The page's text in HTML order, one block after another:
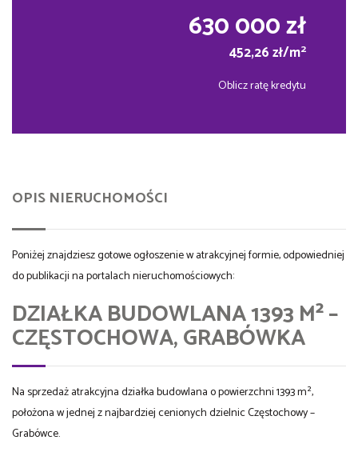
630 000 zł
452,26 zł/m2
Oblicz ratę kredytu
OPIS NIERUCHOMOŚCI
Poniżej znajdziesz gotowe ogłoszenie w atrakcyjnej formie, odpowiedniej
do publikacji na portalach nieruchomościowych:
DZIAŁKA BUDOWLANA 1393 M² –
CZĘSTOCHOWA, GRABÓWKA
Na sprzedaż atrakcyjna działka budowlana o powierzchni 1393 m²,
położona w jednej z najbardziej cenionych dzielnic Częstochowy –
Grabówce.